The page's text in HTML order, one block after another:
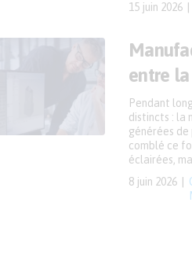
15 juin 2026
entre la
8 juin 2026
Pendant
distincts : la
générées
comblé ce
éclairées,